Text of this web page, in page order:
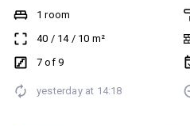
роботи, розведено опалення -
1 room
40 / 14/ 10 m²
7 of 9
yesterday at 14:18